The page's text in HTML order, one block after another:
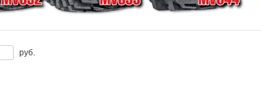
руб.